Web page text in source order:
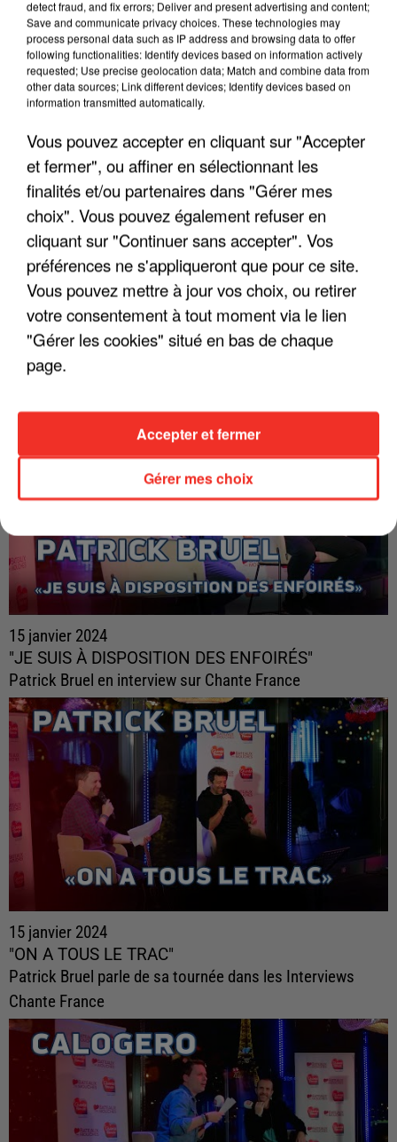
TITRES DIFFUSÉS
4h19
4h19
INDOCHINE
Le Grand Secret
4h14
4h14
FRANCE GALL
Tout Pour La Musique
4h10
4h10
CHRISTOPHE MAE
La Lune
LES INTERVIEWS CHANTE FRANCE
15 janvier 2024
"JE SUIS À DISPOSITION DES ENFOIRÉS"
Patrick Bruel en interview sur Chante France
15 janvier 2024
"ON A TOUS LE TRAC"
Patrick Bruel parle de sa tournée dans les Interviews
Chante France
detect fraud, and fix errors; Deliver and present advertising and content;
Save and communicate privacy choices. These technologies may
process personal data such as IP address and browsing data to offer
following functionalities: Identify devices based on information actively
requested; Use precise geolocation data; Match and combine data from
other data sources; Link different devices; Identify devices based on
information transmitted automatically.
Vous pouvez accepter en cliquant sur "Accepter
et fermer", ou affiner en sélectionnant les
finalités et/ou partenaires dans "Gérer mes
choix". Vous pouvez également refuser en
cliquant sur "Continuer sans accepter". Vos
préférences ne s'appliqueront que pour ce site.
Vous pouvez mettre à jour vos choix, ou retirer
votre consentement à tout moment via le lien
"Gérer les cookies" situé en bas de chaque
page.
Gérer mes choix
Accepter et fermer